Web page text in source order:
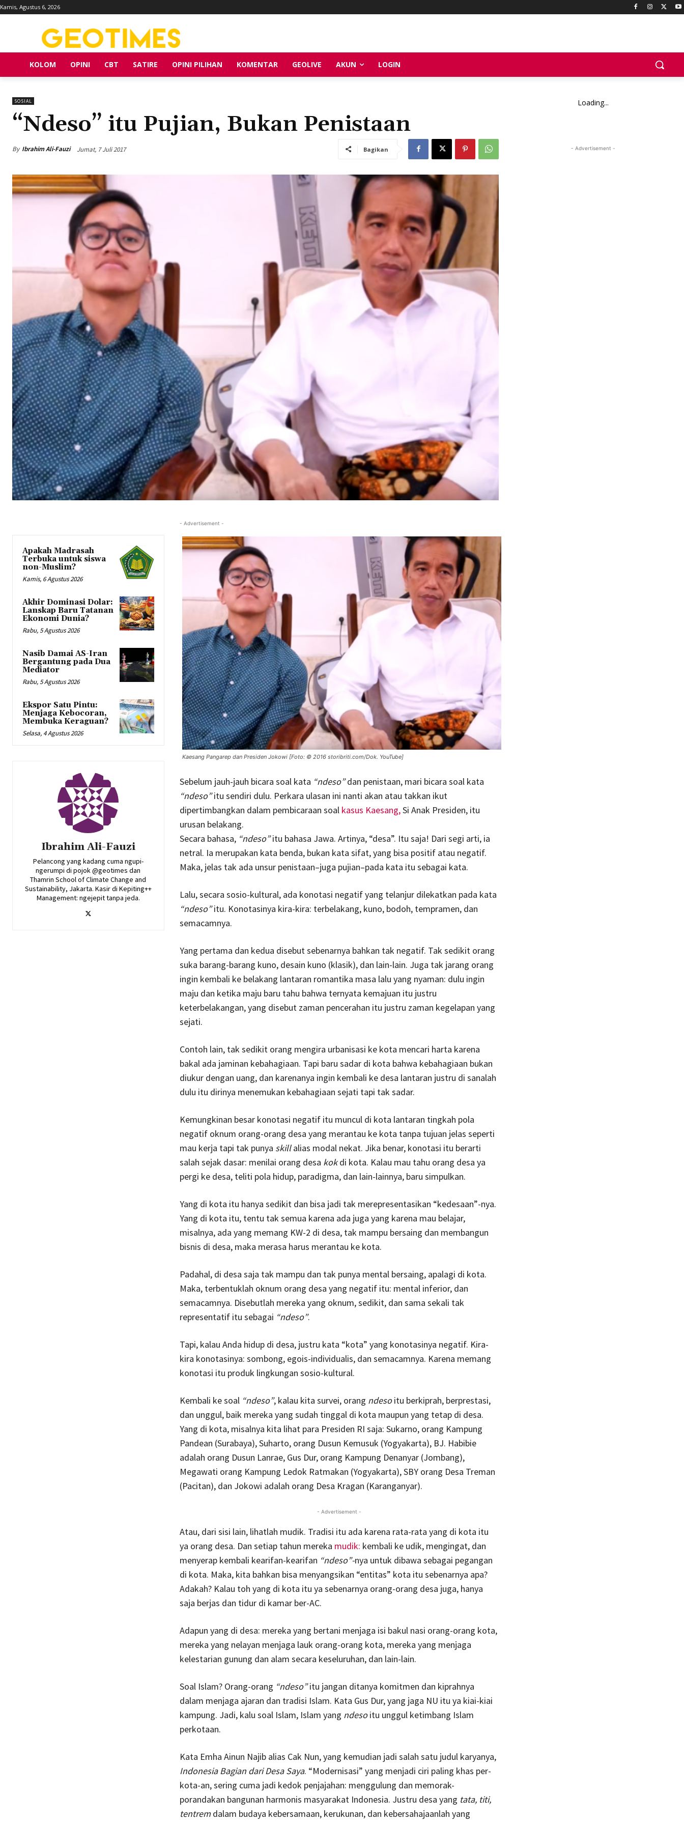
Kamis, Agustus 6, 2026
KOLOM OPINI CBT SATIRE OPINI PILIHAN KOMENTAR GEOLIVE AKUN LOGIN
SOSIAL
“Ndeso” itu Pujian, Bukan Penistaan
By Ibrahim Ali-Fauzi Jumat, 7 Juli 2017 Bagikan
Apakah Madrasah
Terbuka untuk siswa
non-Muslim?
Kamis, 6 Agustus 2026
Akhir Dominasi Dolar:
Lanskap Baru Tatanan
Ekonomi Dunia?
Rabu, 5 Agustus 2026
Nasib Damai AS-Iran
Bergantung pada Dua
Mediator
Rabu, 5 Agustus 2026
Ekspor Satu Pintu:
Menjaga Kebocoran,
Membuka Keraguan?
Selasa, 4 Agustus 2026
Ibrahim Ali-Fauzi
Pelancong yang kadang cuma ngupi-
ngerumpi di pojok @geotimes dan
Thamrin School of Climate Change and
Sustainability, Jakarta. Kasir di Kepiting++
Management: ngejepit tanpa jeda.
- Advertisement -
Kaesang Pangarep dan Presiden Jokowi [Foto: © 2016 storibriti.com/Dok. YouTube]
Sebelum jauh-jauh bicara soal kata “ndeso”dan penistaan, mari bicara soal kata
“ndeso”itu sendiri dulu. Perkara ulasan ini nanti akan atau takkan ikut
dipertimbangkan dalam pembicaraan soal kasus Kaesang,Si Anak Presiden, itu
urusan belakang.
Secara bahasa, “ndeso”itu bahasa Jawa. Artinya, “desa”. Itu saja! Dari segi arti, ia
netral. Ia merupakan kata benda, bukan kata sifat, yang bisa positif atau negatif.
Maka, jelas tak ada unsur penistaan–juga pujian–pada kata itu sebagai kata.
Lalu, secara sosio-kultural, ada konotasi negatif yang telanjur dilekatkan pada kata
“ndeso”itu. Konotasinya kira-kira: terbelakang, kuno, bodoh, tempramen, dan
semacamnya.
Yang pertama dan kedua disebut sebenarnya bahkan tak negatif. Tak sedikit orang
suka barang-barang kuno, desain kuno (klasik), dan lain-lain. Juga tak jarang orang
ingin kembali ke belakang lantaran romantika masa lalu yang nyaman: dulu ingin
maju dan ketika maju baru tahu bahwa ternyata kemajuan itu justru
keterbelakangan, yang disebut zaman pencerahan itu justru zaman kegelapan yang
sejati.
Contoh lain, tak sedikit orang mengira urbanisasi ke kota mencari harta karena
bakal ada jaminan kebahagiaan. Tapi baru sadar di kota bahwa kebahagiaan bukan
diukur dengan uang, dan karenanya ingin kembali ke desa lantaran justru di sanalah
dulu itu dirinya menemukan kebahagiaan sejati tapi tak sadar.
Kemungkinan besar konotasi negatif itu muncul di kota lantaran tingkah pola
negatif oknum orang-orang desa yang merantau ke kota tanpa tujuan jelas seperti
mau kerja tapi tak punya skillalias modal nekat. Jika benar, konotasi itu berarti
salah sejak dasar: menilai orang desa kokdi kota. Kalau mau tahu orang desa ya
pergi ke desa, teliti pola hidup, paradigma, dan lain-lainnya, baru simpulkan.
Yang di kota itu hanya sedikit dan bisa jadi tak merepresentasikan “kedesaan”-nya.
Yang di kota itu, tentu tak semua karena ada juga yang karena mau belajar,
misalnya, ada yang memang KW-2 di desa, tak mampu bersaing dan membangun
bisnis di desa, maka merasa harus merantau ke kota.
Padahal, di desa saja tak mampu dan tak punya mental bersaing, apalagi di kota.
Maka, terbentuklah oknum orang desa yang negatif itu: mental inferior, dan
semacamnya. Disebutlah mereka yang oknum, sedikit, dan sama sekali tak
representatif itu sebagai “ndeso”.
Tapi, kalau Anda hidup di desa, justru kata “kota” yang konotasinya negatif. Kira-
kira konotasinya: sombong, egois-individualis, dan semacamnya. Karena memang
konotasi itu produk lingkungan sosio-kultural.
Kembali ke soal “ndeso”, kalau kita survei, orang ndesoitu berkiprah, berprestasi,
dan unggul, baik mereka yang sudah tinggal di kota maupun yang tetap di desa.
Yang di kota, misalnya kita lihat para Presiden RI saja: Sukarno, orang Kampung
Pandean (Surabaya), Suharto, orang Dusun Kemusuk (Yogyakarta), BJ. Habibie
adalah orang Dusun Lanrae, Gus Dur, orang Kampung Denanyar (Jombang),
Megawati orang Kampung Ledok Ratmakan (Yogyakarta), SBY orang Desa Treman
(Pacitan), dan Jokowi adalah orang Desa Kragan (Karanganyar).
- Advertisement -
Atau, dari sisi lain, lihatlah mudik. Tradisi itu ada karena rata-rata yang di kota itu
ya orang desa. Dan setiap tahun mereka mudik: kembali ke udik, mengingat, dan
menyerap kembali kearifan-kearifan “ndeso”-nya untuk dibawa sebagai pegangan
di kota. Maka, kita bahkan bisa menyangsikan “entitas” kota itu sebenarnya apa?
Adakah? Kalau toh yang di kota itu ya sebenarnya orang-orang desa juga, hanya
saja berjas dan tidur di kamar ber-AC.
Adapun yang di desa: mereka yang bertani menjaga isi bakul nasi orang-orang kota,
mereka yang nelayan menjaga lauk orang-orang kota, mereka yang menjaga
kelestarian gunung dan alam secara keseluruhan, dan lain-lain.
Soal Islam? Orang-orang “ndeso”itu jangan ditanya komitmen dan kiprahnya
dalam menjaga ajaran dan tradisi Islam. Kata Gus Dur, yang jaga NU itu ya kiai-kiai
kampung. Jadi, kalu soal Islam, Islam yang ndesoitu unggul ketimbang Islam
perkotaan.
Kata Emha Ainun Najib alias Cak Nun, yang kemudian jadi salah satu judul karyanya,
Indonesia Bagian dari Desa Saya. “Modernisasi” yang menjadi ciri paling khas per-
kota-an, sering cuma jadi kedok penjajahan: menggulung dan memorak-
porandakan bangunan harmonis masyarakat Indonesia. Justru desa yang tata, titi,
tentremdalam budaya kebersamaan, kerukunan, dan kebersahajaanlah yang
Loading...
- Advertisement -